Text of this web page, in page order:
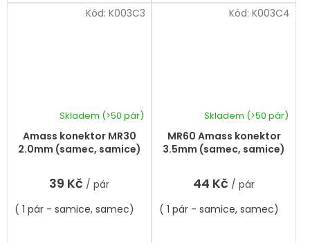
Amass konektor MR30
2.0mm (samec, samice)
Skladem (>50 pár)
39 Kč / pár
( 1 pár - samice, samec)
Kód: K003C3
MR60 Amass konektor
3.5mm (samec, samice)
Průměrné
hodnocení
produktu
hvězdiček.
Skladem (>50 pár)
44 Kč / pár
( 1 pár - samice, samec)
Kód: K003C4